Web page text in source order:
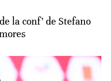
la conf’ de Stefano